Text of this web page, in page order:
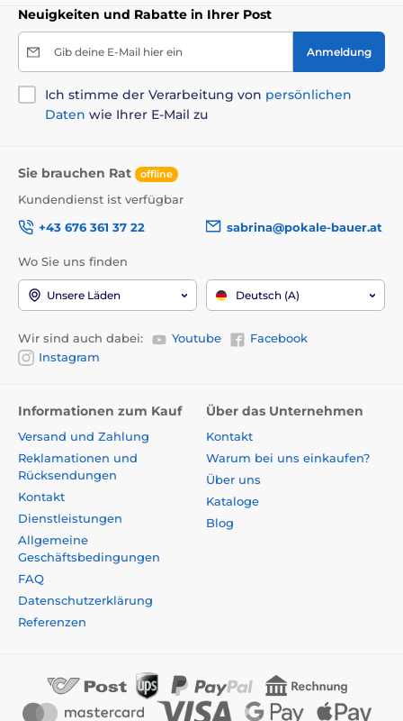
Neuigkeiten und Rabatte in Ihrer Post
Gib deine E-Mail hier ein Anmeldung
Ich stimme der Verarbeitung von persönlichen
Daten wie Ihrer E-Mail zu
Sie brauchen Rat offline
Kundendienst ist verfügbar
+43 676 361 37 22
sabrina@pokale-bauer.at
Wo Sie uns finden
Unsere Läden Deutsch (A)
Wir sind auch dabei: Youtube
Facebook
Instagram
Informationen zum Kauf
Versand und Zahlung
Reklamationen und
Rücksendungen
Kontakt
Dienstleistungen
Allgemeine
Geschäftsbedingungen
FAQ
Datenschutzerklärung
Referenzen
Über das Unternehmen
Kontakt
Warum bei uns einkaufen?
Über uns
Kataloge
Blog